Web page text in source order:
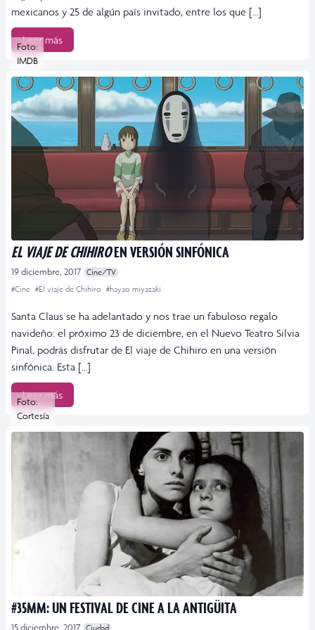
mexicanos y 25 de algún país invitado, entre los que […]
Leer más
Foto:
IMDB
EL VIAJE DE CHIHIROEN VERSIÓN SINFÓNICA
19 diciembre, 2017 Cine/TV
#Cine #El viaje de Chihiro #hayao miyazaki
Santa Claus se ha adelantado y nos trae un fabuloso regalo
navideño: el próximo 23 de diciembre, en el Nuevo Teatro Silvia
Pinal, podrás disfrutar de El viaje de Chihiro en una versión
sinfónica. Esta […]
Leer más
Foto:
Cortesía
#35MM: UN FESTIVAL DE CINE A LA ANTIGÜITA
15 diciembre, 2017 Ciudad